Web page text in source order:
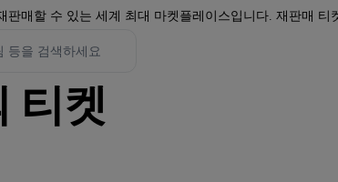
판매할 수 있는 세계 최대 마켓플레이스입니다. 재판매
티켓